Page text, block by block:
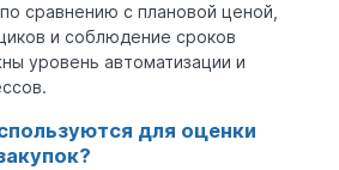
сравнению с плановой ценой,
и соблюдение сроков
уровень автоматизации и
для оценки